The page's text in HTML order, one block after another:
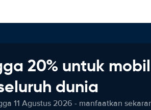
20% untuk mobil
dunia
11 Agustus 2026 - manfaatkan